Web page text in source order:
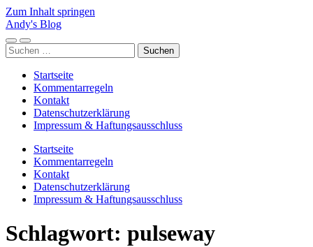
Zum Inhalt springen
Andy's Blog
Mobile-
Menü
Suchfeld
ein-/ausblenden
Suchen
nach:
Startseite
Kommentarregeln
Kontakt
Datenschutzerklärung
Impressum & Haftungsausschluss
Startseite
Kommentarregeln
Kontakt
Datenschutzerklärung
Impressum & Haftungsausschluss
Schlagwort: pulseway